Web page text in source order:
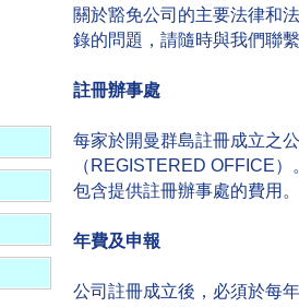
關於豁免公司的主要法律和
錄的問題，請隨時與我們聯
註冊辦事處
每家於開曼群島註冊成立之
（REGISTERED OFFICE
包含提供註冊辦事處的費用。
年費及申報
公司註冊成立後，必須於每